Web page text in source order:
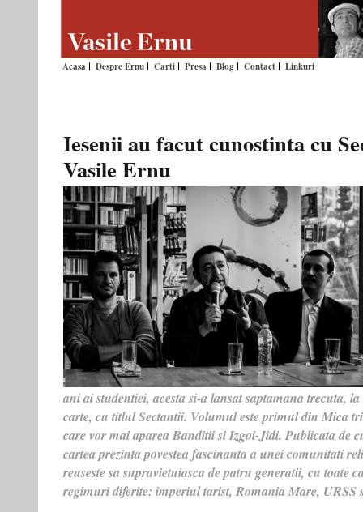
Acasa Despre Ernu Carti Presa Blog Contact Linkuri
Iesenii au facut cunostinta cu
Vasile Ernu
ani ai studentiei, acesta si-a lansat saptamana trecuta,
carte, cu titlulSectantii. Volumul este primul din Mica
care vor mai aparea BanditiisiIzgoi-Jidi. Publicata de
cartea prezinta povestea fascinanta a unei comunitati
reuseste sa supravietuiasca de patru generatii, cu toate
regimuri diferite: imperiul tarist, Romania Mare, URSS